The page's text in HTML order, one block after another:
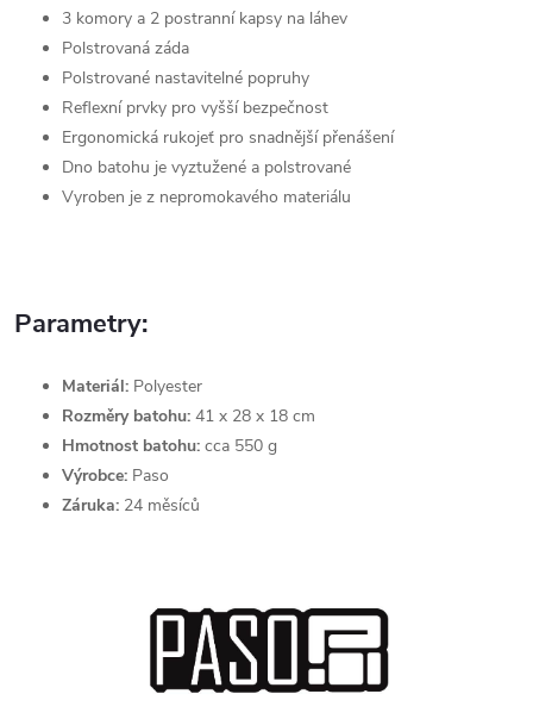
3 komory a 2 postranní kapsy na láhev
Polstrovaná záda
Polstrované nastavitelné popruhy
Reflexní prvky pro vyšší bezpečnost
Ergonomická rukojeť pro snadnější přenášení
Dno batohu je vyztužené a polstrované
Vyroben je z nepromokavého materiálu
Parametry:
Materiál: Polyester
Rozměry batohu: 41 x 28 x 18 cm
Hmotnost batohu: cca 550 g
Výrobce: Paso
Záruka: 24 měsíců